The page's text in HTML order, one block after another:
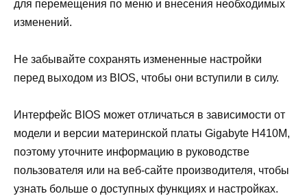
для перемещения по меню и внесения необходимых
изменений.
Не забывайте сохранять измененные настройки
перед выходом из BIOS, чтобы они вступили в силу.
Интерфейс BIOS может отличаться в зависимости от
модели и версии материнской платы Gigabyte H410M,
поэтому уточните информацию в руководстве
пользователя или на веб-сайте производителя, чтобы
узнать больше о доступных функциях и настройках.